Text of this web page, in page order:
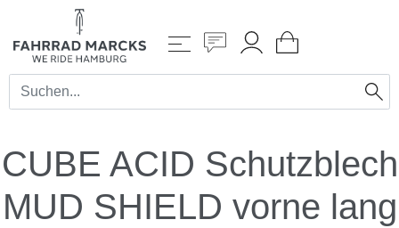
CUBE ACID Schutzblech
MUD SHIELD vorne lang